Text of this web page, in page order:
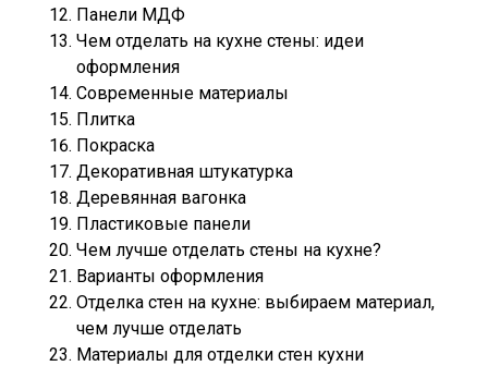
Панели МДФ
Чем отделать на кухне стены: идеи
оформления
Современные материалы
Плитка
Покраска
Декоративная штукатурка
Деревянная вагонка
Пластиковые панели
Чем лучше отделать стены на кухне?
Варианты оформления
Отделка стен на кухне: выбираем материал,
чем лучше отделать
Материалы для отделки стен кухни